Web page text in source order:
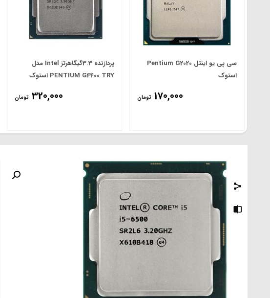
سی پی یو اینتل Pentium G2020
استوک
170,000 تومان
پردازنده 3.3گیگاهرتز Intel مدل
PENTIUM G4400 TRY استوک
320,000 تومان